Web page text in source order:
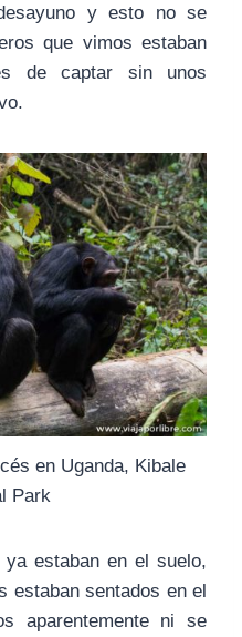
y esto no se
que vimos estaban
de captar sin unos
en Uganda, Kibale
Park
estaban en el suelo,
estaban sentados en el
aparentemente ni se